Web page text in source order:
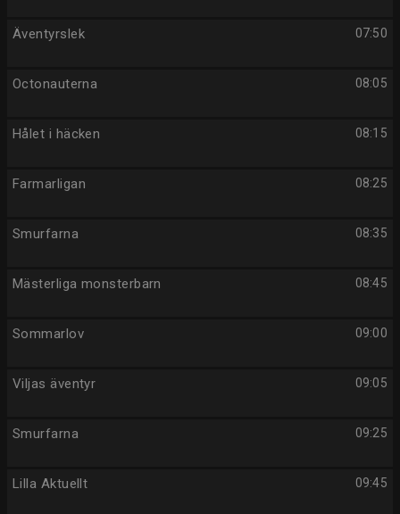
07:50
Äventyrslek
08:05
Octonauterna
08:15
Hålet i häcken
08:25
Farmarligan
08:35
Smurfarna
08:45
Mästerliga monsterbarn
09:00
Sommarlov
09:05
Viljas äventyr
09:25
Smurfarna
09:45
Lilla Aktuellt